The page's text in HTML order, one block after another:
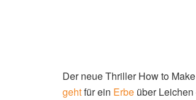
Der neue Thriller How to
gehtfür ein Erbe über